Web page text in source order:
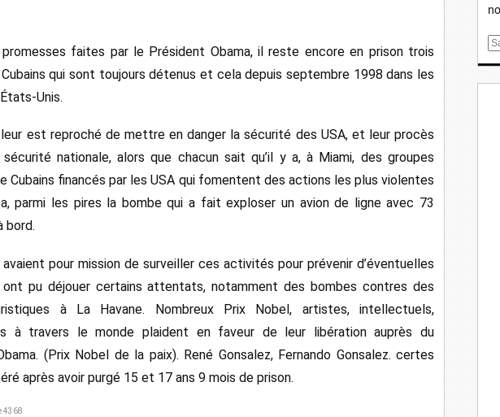
faites par le Président Obama, il reste encore en prison trois
qui sont toujours détenus et cela depuis septembre 1998 dans les
Unis.
est reproché de mettre en danger la sécurité des USA, et leur procès
nationale, alors que chacun sait qu’il y a, à Miami, des groupes
Cubains financés par les USA qui fomentent des actions les plus violentes
parmi les pires la bombe qui a fait exploser un avion de ligne avec 73
bord.
avaient pour mission de surveiller ces activités pour prévenir d’éventuelles
pu déjouer certains attentats, notamment des bombes contres des
à La Havane. Nombreux Prix Nobel, artistes, intellectuels,
à travers le monde plaident en faveur de leur libération auprès du
(Prix Nobel de la paix). René Gonsalez, Fernando Gonsalez. certes
après avoir purgé 15 et 17 ans 9 mois de prison.
4368
E